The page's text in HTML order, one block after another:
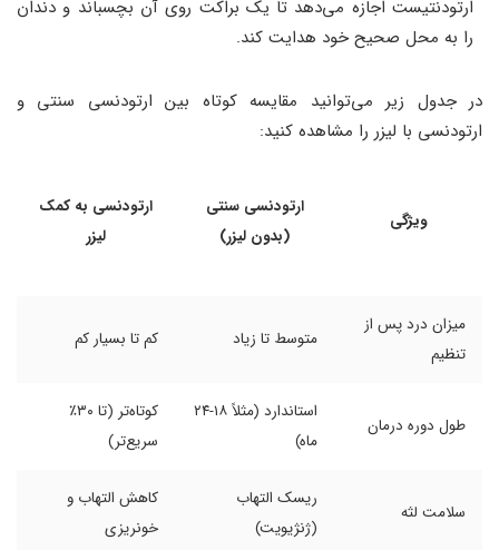
ارتودنتیست اجازه می‌دهد تا یک براکت روی آن بچسباند و دندان
را به محل صحیح خود هدایت کند.
در جدول زیر می‌توانید مقایسه‌ کوتاه بین ارتودنسی سنتی و
ارتودنسی با لیزر را مشاهده کنید:
ویژگی
ارتودنسی سنتی
(بدون لیزر)
ارتودنسی به کمک
لیزر
میزان درد پس از
تنظیم
متوسط تا زیاد کم تا بسیار کم
طول دوره درمان
استاندارد (مثلاً ۱۸-۲۴
ماه)
کوتاه‌تر (تا ۳۰٪
سریع‌تر)
سلامت لثه
ریسک التهاب
(ژنژیویت)
کاهش التهاب و
خونریزی